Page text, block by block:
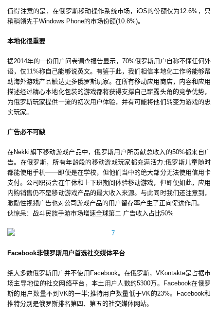
游
戏
单
游
戏
休
闲
游
2
0
2
5
第
十
三
届
茶
奖
值得注意的是，在俄罗斯移动操作系统市场，iOS的份额仅为12.6%，只
稍稍领先于Windows Phone的市场份额(10.8%)。
本地化很重要
据2014年的一份用户问卷调查报告显示，70%俄罗斯用户自称不懂任何外
语，仅11%称自己能够说英文。有鉴于此，我们相信本地化工作将能够帮
助海外游戏产品触达更多俄罗斯玩家。在所有移动应用商店，内容和应用
描述经过精心本地化包装的游戏都将获得支撑自己崭露头角的竞争优势，
为俄罗斯玩家提供一流的初次用户体验，并有可能将他们转变为游戏的忠
实玩家。
广告必不可缺
在Nekki旗下移动游戏产品中，俄罗斯用户所贡献总收入的50%都来自广
告。在俄罗斯，所有年龄段的移动游戏玩家都充满活力;俄罗斯儿童随时
都能使用手机——即便是在学校，但他们当中的绝大部分无法使用信用卡
支付。公司职员会在午休和上下班期间体验移动游戏，但即便如此，应用
内购销售仍不是移动游戏产品的最大收入来源。与此同时我们还注意到，
激励性视频广告也对公司游戏产品的用户留存率产生了正向促进作用。
伙惊呆：战斗民族手游市场增速全球第二 广告收入占比50%
Facebook非俄罗斯用户首选社交媒体平台
绝大多数俄罗斯用户并不使用Facebook。在俄罗斯，VKontakte是占据市
场主导地位的社交网络平台，本土用户人数约5300万。Facebook在俄罗
斯的用户数量不到VK的一半;推特用户数量低于VK的23%。Facebook和
推特分别是俄罗斯排名第四、第五的社交媒体网站。